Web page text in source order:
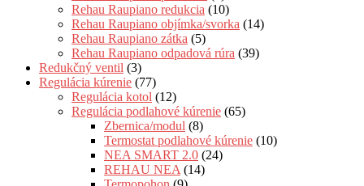
Rehau Raupiano redukcia (10)
Rehau Raupiano objímka/svorka (14)
Rehau Raupiano zátka (5)
Rehau Raupiano odpadová rúra (39)
Redukčný ventil (3)
Regulácia kúrenie (77)
Regulácia kotol (12)
Regulácia podlahové kúrenie (65)
Zbernica/modul (8)
Termostat podlahové kúrenie (10)
NEA SMART 2.0 (24)
REHAU NEA (14)